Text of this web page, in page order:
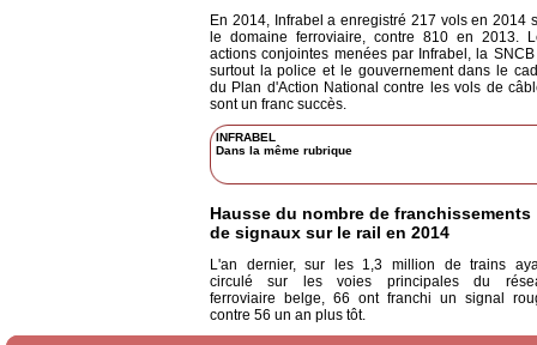
En 2014, Infrabel a enregistré 217 vols en 2014
le domaine ferroviaire, contre 810 en 2013.
actions conjointes menées par Infrabel, la
surtout la police et le gouvernement dans le
du Plan d'Action National contre les vols de
sont un franc succès.
INFRABEL
Dans la même rubrique
Hausse du nombre de franchissements
de signaux sur le rail en 2014
L'an dernier, sur les 1,3 million de trains
circulé sur les voies principales du
ferroviaire belge, 66 ont franchi un signal
contre 56 un an plus tôt.